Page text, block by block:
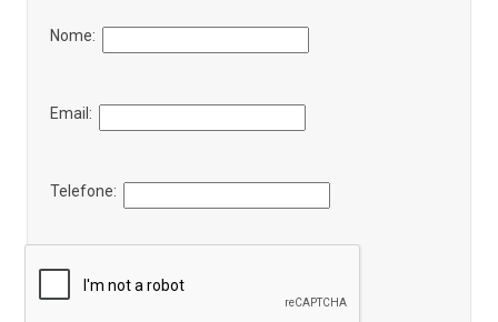
Nome:
Email:
Telefone: